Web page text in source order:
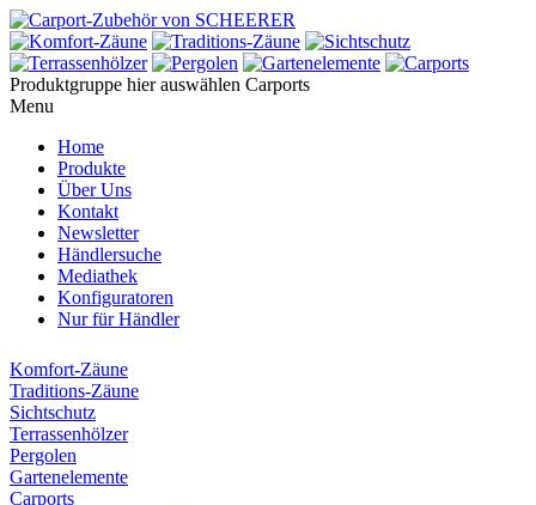
Produktgruppe hier auswählen Carports
Menu
Home
Produkte
Über Uns
Kontakt
Newsletter
Händlersuche
Mediathek
Konfiguratoren
Nur für Händler
Komfort-Zäune
Traditions-Zäune
Sichtschutz
Terrassenhölzer
Pergolen
Gartenelemente
Carports